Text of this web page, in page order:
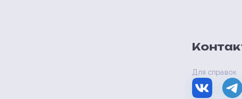
Для справок